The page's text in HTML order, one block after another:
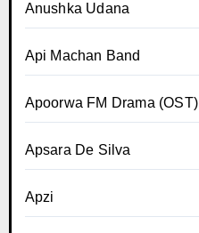
Anushka Udana
Api Machan Band
Apoorwa FM Drama (OST)
Apsara De Silva
Apzi